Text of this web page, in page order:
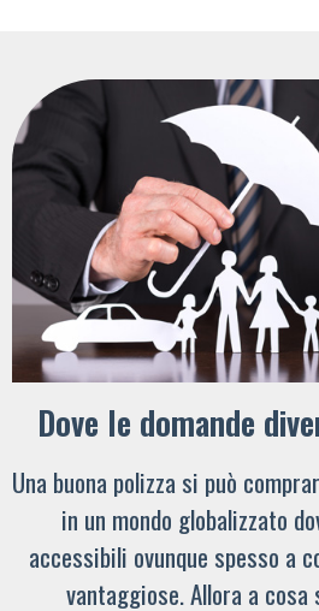
Dove le domande
Una buona polizza si può
in un mondo globalizzato
accessibili ovunque spesso a
vantaggiose. Allora a